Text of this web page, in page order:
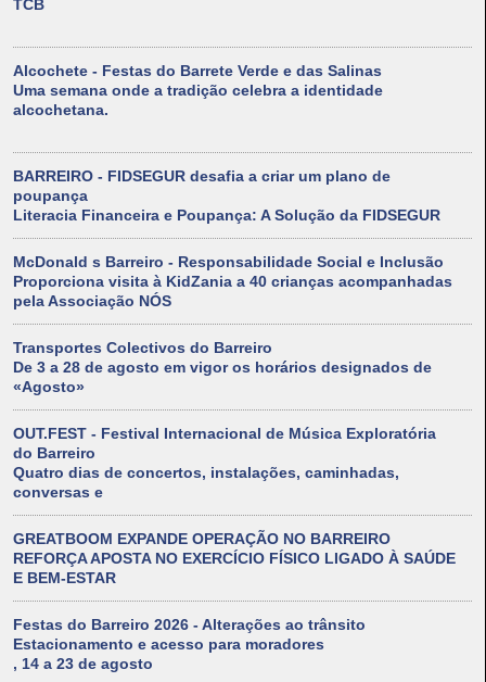
TCB
Alcochete - Festas do Barrete Verde e das Salinas
Uma semana onde a tradição celebra a identidade
alcochetana.
BARREIRO - FIDSEGUR desafia a criar um plano de
poupança
Literacia Financeira e Poupança: A Solução da FIDSEGUR
McDonald s Barreiro - Responsabilidade Social e Inclusão
Proporciona visita à KidZania a 40 crianças acompanhadas
pela Associação NÓS
Transportes Colectivos do Barreiro
De 3 a 28 de agosto em vigor os horários designados de
«Agosto»
OUT.FEST - Festival Internacional de Música Exploratória
do Barreiro
Quatro dias de concertos, instalações, caminhadas,
conversas e
GREATBOOM EXPANDE OPERAÇÃO NO BARREIRO
REFORÇA APOSTA NO EXERCÍCIO FÍSICO LIGADO À SAÚDE
E BEM-ESTAR
Festas do Barreiro 2026 - Alterações ao trânsito
Estacionamento e acesso para moradores
, 14 a 23 de agosto